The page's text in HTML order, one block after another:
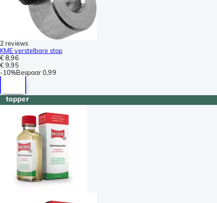
2 reviews
KME verstelbare stop
€ 8,96
€ 9,95
-10%Bespaar 0,99
topper